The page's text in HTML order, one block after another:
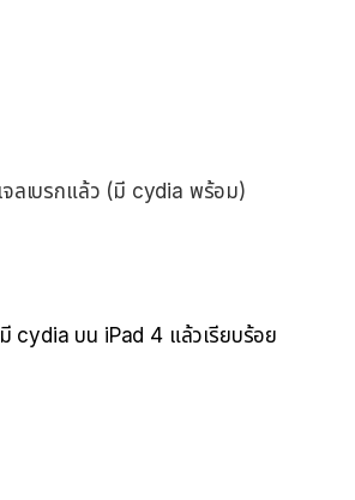
จลเบรกแล้ว (มี cydia พร้อม)
cydia บน iPad 4 แล้วเรียบร้อย